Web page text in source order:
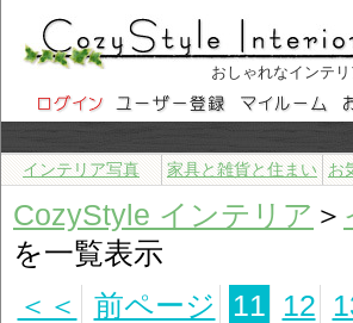
おしゃれなインテ
インテリア写真 家具と雑貨と住まい お
CozyStyle インテリア ＞
を一覧表示
＜＜
前ページ 11 12